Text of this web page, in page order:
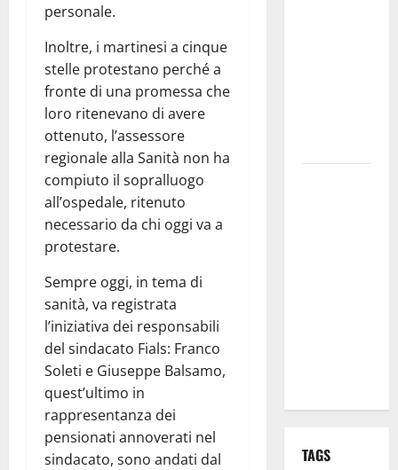
personale.
Inoltre, i martinesi a cinque
stelle protestano perché a
fronte di una promessa che
loro ritenevano di avere
ottenuto, l’assessore
regionale alla Sanità non ha
compiuto il sopralluogo
all’ospedale, ritenuto
necessario da chi oggi va a
protestare.
Sempre oggi, in tema di
sanità, va registrata
l’iniziativa dei responsabili
del sindacato Fials: Franco
Soleti e Giuseppe Balsamo,
quest’ultimo in
rappresentanza dei
pensionati annoverati nel
sindacato, sono andati dal
TAGS